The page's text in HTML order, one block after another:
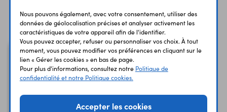
Vous avez déja consulté
Nous pouvons également, avec votre consentement, utiliser des
données de géolocalisation précises et analyser activement les
caractéristiques de votre appareil afin de l'identifier.
Vous pouvez accepter, refuser ou personnaliser vos choix. À tout
moment, vous pouvez modifier vos préférences en cliquant sur le
lien « Gérer les cookies » en bas de page.
Pour plus d'informations, consultez notre Politique de
confidentialité et notre Politique cookies.
Accepter les cookies